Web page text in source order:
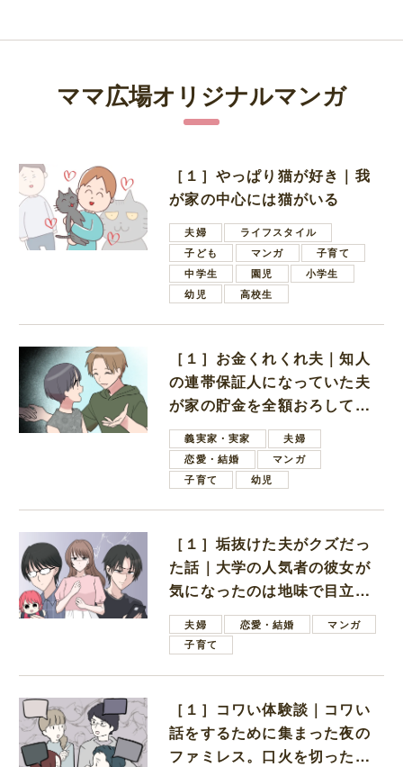
ママ広場オリジナルマンガ
［１］やっぱり猫が好き｜我
が家の中心には猫がいる
夫婦
ライフスタイル
子ども
マンガ
子育て
中学生
園児
小学生
幼児
高校生
［１］お金くれくれ夫｜知人
の連帯保証人になっていた夫
が家の貯金を全額おろしてほ
しいと言ってきた
義実家・実家
夫婦
恋愛・結婚
マンガ
子育て
幼児
［１］垢抜けた夫がクズだっ
た話｜大学の人気者の彼女が
気になったのは地味で目立た
ない男子学生
夫婦 恋愛・結婚
マンガ
子育て
［１］コワい体験談｜コワい
話をするために集まった夜の
ファミレス。口火を切ったの